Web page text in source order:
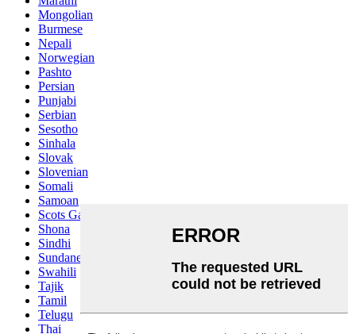
Mongolian
Burmese
Nepali
Norwegian
Pashto
Persian
Punjabi
Serbian
Sesotho
Sinhala
Slovak
Slovenian
Somali
Samoan
Scots Gaelic
Shona
Sindhi
Sundanese
Swahili
Tajik
Tamil
Telugu
Thai